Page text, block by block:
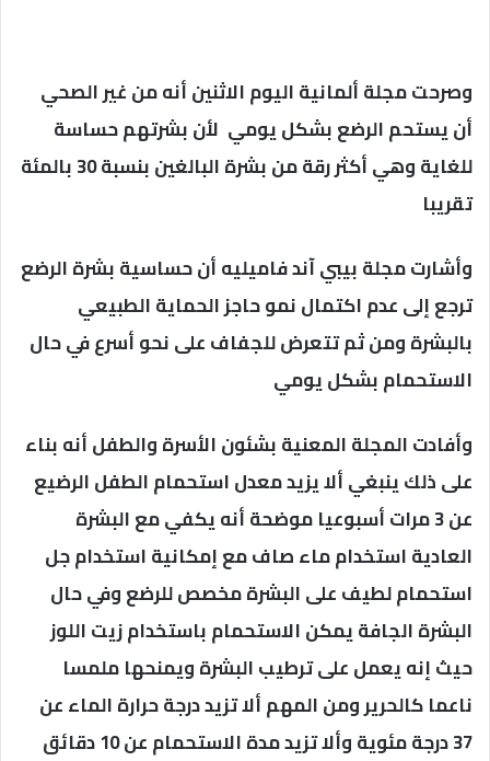
وصرحت مجلة ألمانية اليوم الاثنين أنه من غير الصحي
أن يستحم الرضع بشكل يومي لأن بشرتهم حساسة
للغاية وهي أكثر رقة من بشرة البالغين بنسبة 30 بالمئة
تقريبا
وأشارت مجلة بيبي آند فاميليه أن حساسية بشرة الرضع
ترجع إلى عدم اكتمال نمو حاجز الحماية الطبيعي
بالبشرة ومن ثم تتعرض للجفاف على نحو أسرع في حال
الاستحمام بشكل يومي
وأفادت المجلة المعنية بشئون الأسرة والطفل أنه بناء
على ذلك ينبغي ألا يزيد معدل استحمام الطفل الرضيع
عن 3 مرات أسبوعيا موضحة أنه يكفي مع البشرة
العادية استخدام ماء صاف مع إمكانية استخدام جل
استحمام لطيف على البشرة مخصص للرضع وفي حال
البشرة الجافة يمكن الاستحمام باستخدام زيت اللوز
حيث إنه يعمل على ترطيب البشرة ويمنحها ملمسا
ناعما كالحرير ومن المهم ألا تزيد درجة حرارة الماء عن
37 درجة مئوية وألا تزيد مدة الاستحمام عن 10 دقائق